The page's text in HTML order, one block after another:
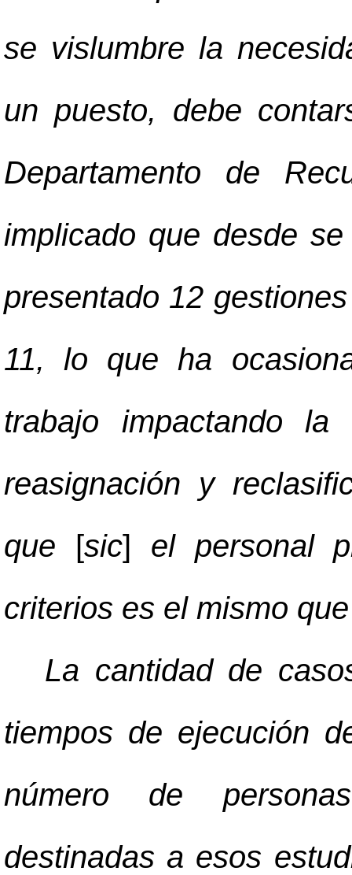
se vislumbre la
un puesto, debe
Departamento de
implicado que desde
presentado 12
11, lo que ha
trabajo impactando
reasignación y
que [sic] el personal
criterios es el mismo
La cantidad de
tiempos de ejecución
número de
destinadas a esos